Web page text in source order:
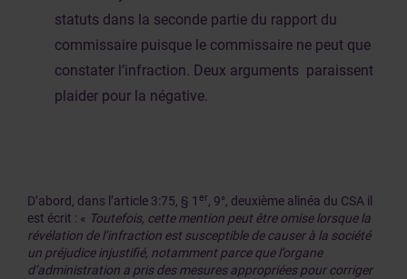
statuts dans la seconde partie du rapport du
commissaire puisque le commissaire ne peut que
constater l’infraction. Deux arguments paraissent
plaider pour la négative.
D’abord, dans l’article 3:75, § 1 er, 9°, deuxième alinéa du CSA il
est écrit : « Toutefois, cette mention peut être omise lorsque la
révélation de l’infraction est susceptible de causer à la société
un préjudice injustifié, notamment parce que l’organe
d’administration a pris des mesures appropriées pour corriger